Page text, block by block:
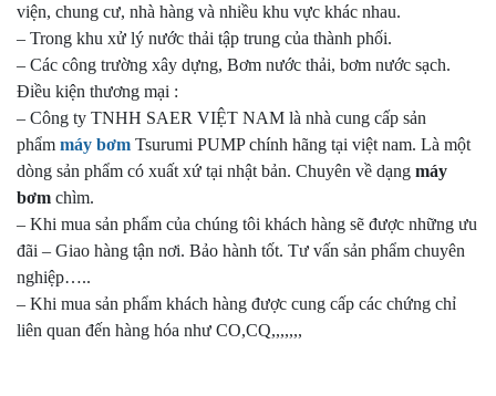
viện, chung cư, nhà hàng và nhiều khu vực khác nhau.
– Trong khu xử lý nước thải tập trung của thành phối.
– Các công trường xây dựng, Bơm nước thải, bơm nước sạch.
Điều kiện thương mại :
– Công ty TNHH SAER VIỆT NAM là nhà cung cấp sản
phẩm máy bơm Tsurumi PUMP chính hãng tại việt nam. Là một
dòng sản phẩm có xuất xứ tại nhật bản. Chuyên về dạng máy
bơm chìm.
– Khi mua sản phẩm của chúng tôi khách hàng sẽ được những ưu
đãi – Giao hàng tận nơi. Bảo hành tốt. Tư vấn sản phẩm chuyên
nghiệp…..
– Khi mua sản phẩm khách hàng được cung cấp các chứng chỉ
liên quan đến hàng hóa như CO,CQ,,,,,,,